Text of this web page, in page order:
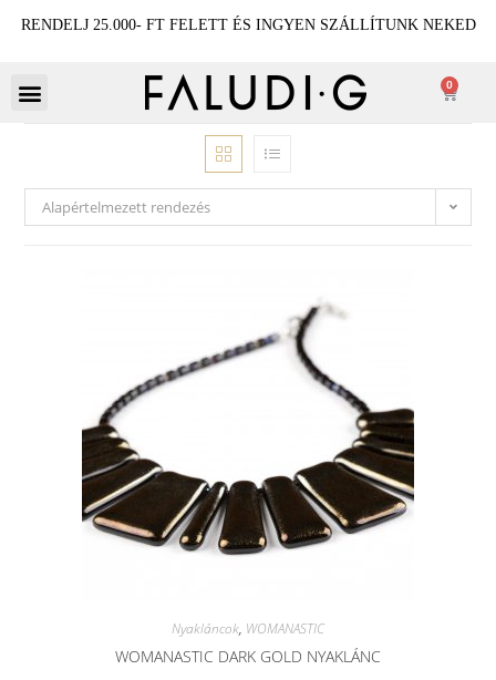
RENDELJ 25.000- FT FELETT ÉS INGYEN SZÁLLÍTUNK NEKED
0
Alapértelmezett rendezés
Nyakláncok, WOMANASTIC
WOMANASTIC DARK GOLD NYAKLÁNC